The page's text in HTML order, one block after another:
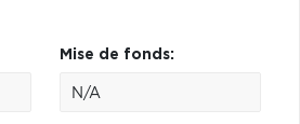
Mise de fonds: